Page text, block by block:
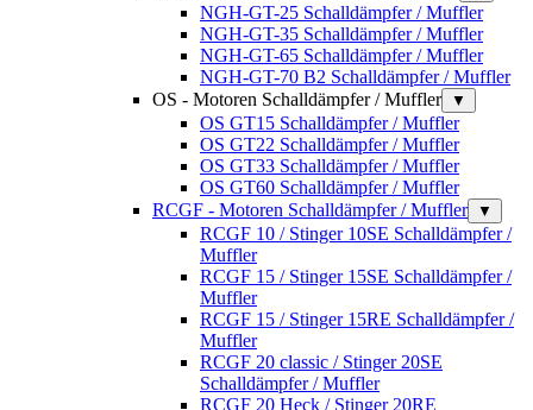
NGH-GT-25 Schalldämpfer / Muffler
NGH-GT-35 Schalldämpfer / Muffler
NGH-GT-65 Schalldämpfer / Muffler
NGH-GT-70 B2 Schalldämpfer / Muffler
OS - Motoren Schalldämpfer / Muffler
▼
OS GT15 Schalldämpfer / Muffler
OS GT22 Schalldämpfer / Muffler
OS GT33 Schalldämpfer / Muffler
OS GT60 Schalldämpfer / Muffler
RCGF - Motoren Schalldämpfer / Muffler
▼
RCGF 10 / Stinger 10SE Schalldämpfer /
Muffler
RCGF 15 / Stinger 15SE Schalldämpfer /
Muffler
RCGF 15 / Stinger 15RE Schalldämpfer /
Muffler
RCGF 20 classic / Stinger 20SE
Schalldämpfer / Muffler
RCGF 20 Heck / Stinger 20RE